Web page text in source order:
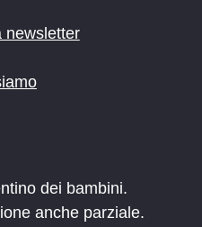
newsletter
dei bambini.
anche parziale.